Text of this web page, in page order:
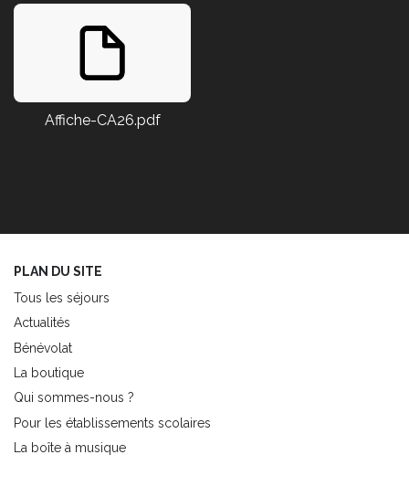
Affiche-CA26.pdf
PLAN DU SITE
Tous les séjours
Actualités
Bénévolat
La boutique
Qui sommes-nous ?
Pour les établissements scolaires
La boîte à musique